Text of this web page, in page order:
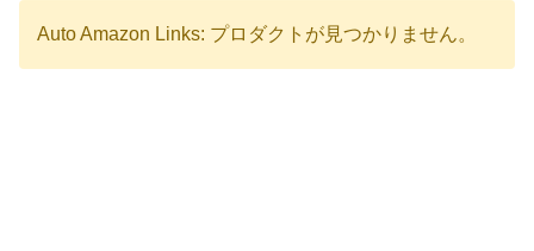
Auto Amazon Links: プロダクトが見つかりません。